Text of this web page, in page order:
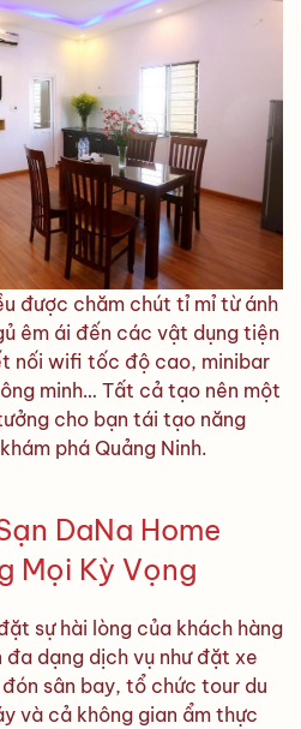
được chăm chút tỉ mỉ từ ánh
êm ái đến các vật dụng tiện
nối wifi tốc độ cao, minibar
minh… Tất cả tạo nên một
cho bạn tái tạo năng
phá Quảng Ninh.
DaNa Home
Mọi Kỳ Vọng
sự hài lòng của khách hàng
đa dạng dịch vụ như đặt xe
sân bay, tổ chức tour du
và cả không gian ẩm thực